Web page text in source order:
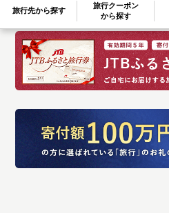
旅行先から探す
旅行クーポン
から探す